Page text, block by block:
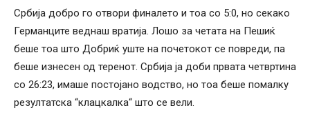
Србија добро го отвори финалето и тоа со 5:0, но секако
Германците веднаш вратија. Лошо за четата на Пешиќ
беше тоа што Добриќ уште на почетокот се повреди, па
беше изнесен од теренот. Србија ја доби првата четвртина
со 26:23, имаше постојано водство, но тоа беше помалку
резултатска “клацкалка“ што се вели.